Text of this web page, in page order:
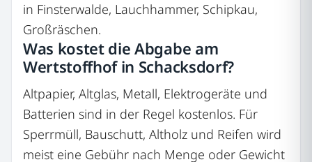
in Finsterwalde, Lauchhammer, Schipkau,
Großräschen.
Was kostet die Abgabe am
Wertstoffhof in Schacksdorf?
Altpapier, Altglas, Metall, Elektrogeräte und
Batterien sind in der Regel kostenlos. Für
Sperrmüll, Bauschutt, Altholz und Reifen wird
meist eine Gebühr nach Menge oder Gewicht